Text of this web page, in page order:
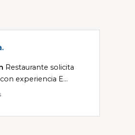
Restaurante solicita
experiencia E...